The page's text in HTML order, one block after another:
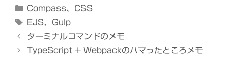
カ
テ
ゴ
ー
Compass、 CSS
タ
グ
EJS、 Gulp
ターミナルコマンドのメモ
TypeScript + Webpackのハマったところメモ